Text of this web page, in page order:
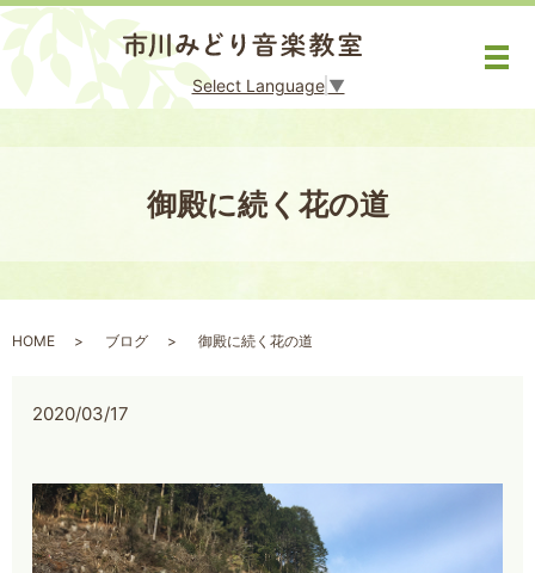
Select Language ▼
メ
御殿に続く花の道
HOME ブログ 御殿に続く花の道
2020/03/17